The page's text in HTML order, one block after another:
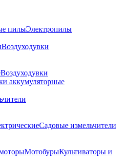
пилыЭлектропилы
Воздуходувки
Воздуходувки
аккумуляторные
Садовые измельчители
МотобурыКультиваторы и